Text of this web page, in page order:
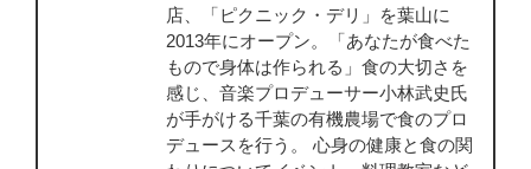
店、「ピクニック・デリ」を葉山に
2013年にオープン。「あなたが食べた
もので身体は作られる」食の大切さを
感じ、音楽プロデューサー小林武史氏
が手がける千葉の有機農場で食のプロ
デュースを行う。 心身の健康と食の関